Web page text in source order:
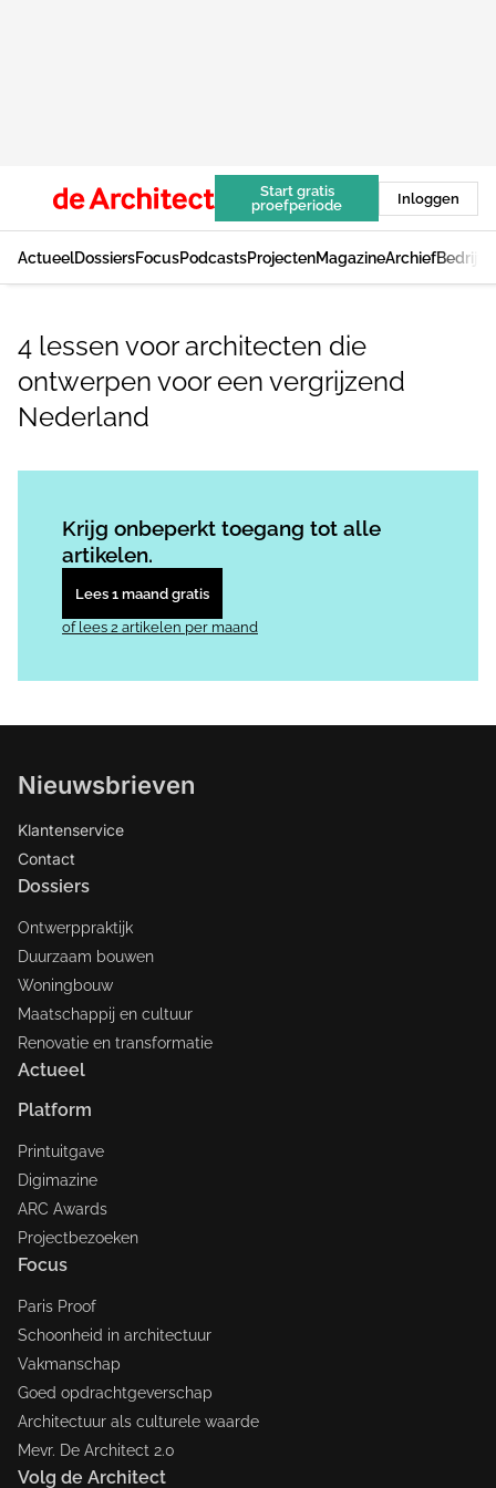
Start gratis
proefperiode
Inloggen
ActueelDossiersFocusPodcastsProjectenMagazineArchief
4 lessen voor architecten die
ontwerpen voor een vergrijzend
Nederland
Krijg onbeperkt toegang tot alle
artikelen.
Lees 1 maand gratis
of lees 2 artikelen per maand
Nieuwsbrieven
Klantenservice
Contact
Dossiers
Ontwerppraktijk
Duurzaam bouwen
Woningbouw
Maatschappij en cultuur
Renovatie en transformatie
Actueel
Platform
Printuitgave
Digimazine
ARC Awards
Projectbezoeken
Focus
Paris Proof
Schoonheid in architectuur
Vakmanschap
Goed opdrachtgeverschap
Architectuur als culturele waarde
Mevr. De Architect 2.0
Volg de Architect